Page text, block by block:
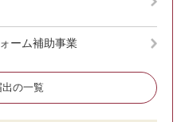
ーム補助事業
の一覧